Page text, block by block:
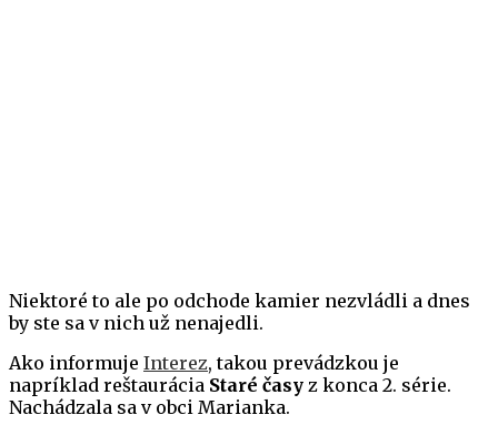
Niektoré to ale po odchode kamier nezvládli a dnes
by ste sa v nich už nenajedli.
Ako informuje Interez, takou prevádzkou je
napríklad reštaurácia Staré časy z konca 2. série.
Nachádzala sa v obci Marianka.